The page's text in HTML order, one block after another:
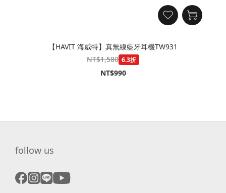
【HAVIT 海威特】真無線藍牙耳機TW931
NT$1,580 6.3折
NT$990
follow us